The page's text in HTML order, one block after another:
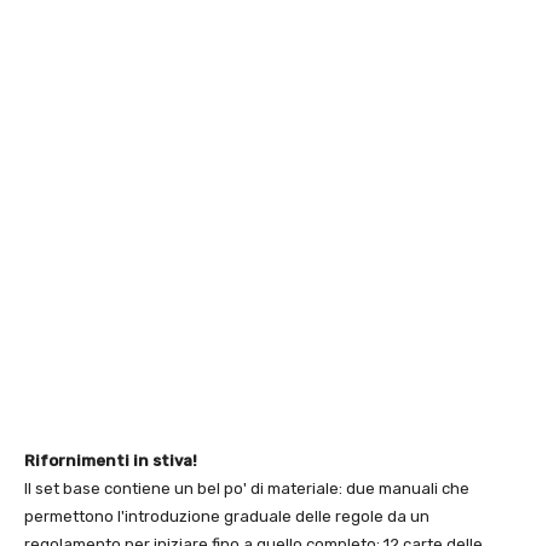
Rifornimenti in stiva!
Il set base contiene un bel po' di materiale: due manuali che
permettono l'introduzione graduale delle regole da un